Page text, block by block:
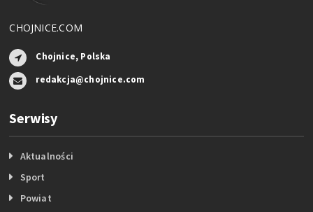
CHOJNICE.COM
Chojnice, Polska
redakcja@chojnice.com
Serwisy
Aktualności
Sport
Powiat